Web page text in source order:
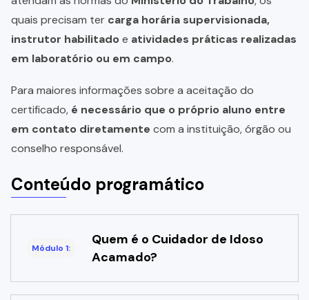
quais precisam ter carga horária supervisionada,
instrutor habilitadoe atividades práticas realizadas
em laboratório ou em campo.
Para maiores informações sobre a aceitação do
certificado, é necessário que o próprio aluno entre
em contato diretamente com a instituição, órgão ou
conselho responsável.
Conteúdo programático
Módulo 1:
Quem é o Cuidador de Idoso
Acamado?